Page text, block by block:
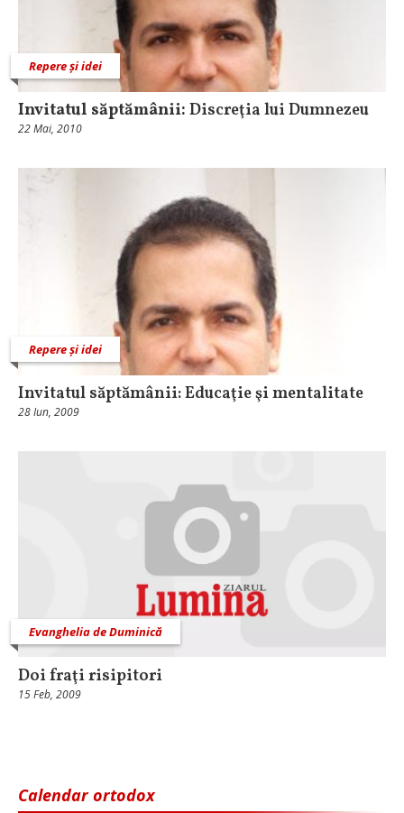
Repere și idei
Invitatul săptămânii: Discreţia lui Dumnezeu
22 Mai, 2010
Repere și idei
Invitatul săptămânii: Educaţie şi mentalitate
28 Iun, 2009
Evanghelia de Duminică
Doi fraţi risipitori
15 Feb, 2009
Calendar ortodox